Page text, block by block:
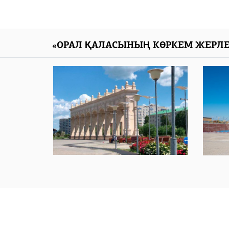
«ОРАЛ ҚАЛАСЫНЫҢ КӨРКЕМ